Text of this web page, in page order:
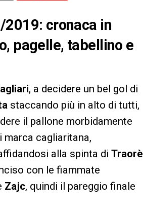
cronaca in
pagelle, tabellino e
, a decidere un bel gol di
staccando più in alto di tutti,
il pallone morbidamente
cagliaritana,
alla spinta di Traorè
con le fiammate
Zajc, quindi il pareggio finale